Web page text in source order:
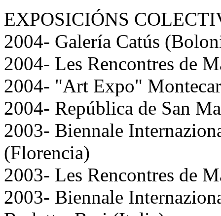
EXPOSICIÓNS
2004- Galería Catús
2004- Les Rencontres de
2004- "Art Expo"
2004- República de San
2003- Biennale
(Florencia)
2003- Les Rencontres de
2003- Biennale